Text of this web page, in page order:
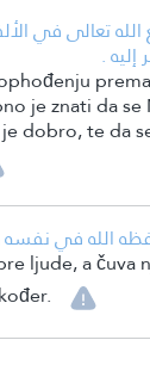
تعالى في
.
je znati da
dobro, te da
الله في
ljude, a čuva